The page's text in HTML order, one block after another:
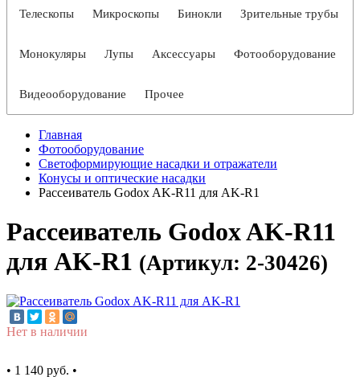
Телескопы Микроскопы Бинокли Зрительные трубы
Монокуляры Лупы Аксессуары Фотооборудование
Видеооборудование Прочее
Главная
Фотооборудование
Светоформирующие насадки и отражатели
Конусы и оптические насадки
Рассеиватель Godox AK-R11 для AK-R1
Рассеиватель Godox AK-R11
для AK-R1 (Артикул: 2-30426)
Нет в наличии
• 1 140 руб. •